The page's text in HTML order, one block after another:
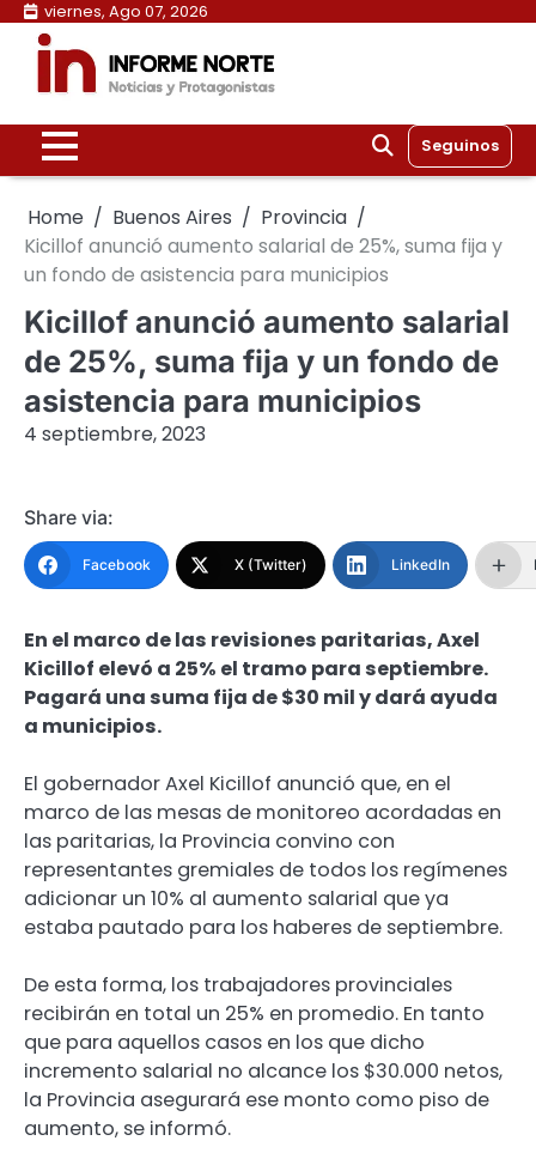
Skip
content
viernes, Ago 07, 2026
Seguinos
Home Buenos Aires
Provincia
Kicillof anunció aumento salarial de 25%, suma fija y
un fondo de asistencia para municipios
Kicillof anunció aumento salarial
de 25%, suma fija y un fondo de
asistencia para municipios
4 septiembre, 2023
Share via:
Facebook X (Twitter) LinkedIn
En el marco de las revisiones paritarias, Axel
Kicillof elevó a 25% el tramo para septiembre.
Pagará una suma fija de $30 mil y dará ayuda
a municipios.
El gobernador Axel Kicillof anunció que, en el
marco de las mesas de monitoreo acordadas en
las paritarias, la Provincia convino con
representantes gremiales de todos los regímenes
adicionar un 10% al aumento salarial que ya
estaba pautado para los haberes de septiembre.
De esta forma, los trabajadores provinciales
recibirán en total un 25% en promedio. En tanto
que para aquellos casos en los que dicho
incremento salarial no alcance los $30.000 netos,
la Provincia asegurará ese monto como piso de
aumento, se informó.